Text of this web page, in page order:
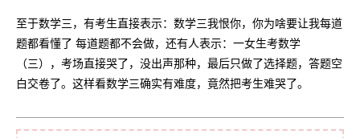
至于数学三，有考生直接表示：数学三我恨你，你为啥要让我每道
题都看懂了 每道题都不会做，还有人表示：一女生考数学
（三），考场直接哭了，没出声那种，最后只做了选择题，答题空
白交卷了。这样看数学三确实有难度，竟然把考生难哭了。